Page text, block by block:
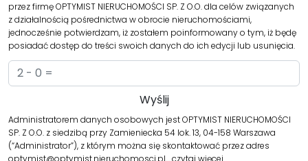
przez firmę OPTYMIST NIERUCHOMOŚCI SP. Z O.O. dla celów związanych
z działalnością pośrednictwa w obrocie nieruchomościami,
jednocześnie potwierdzam, iż zostałem poinformowany o tym, iż będę
posiadać dostęp do treści swoich danych do ich edycji lub usunięcia.
Administratorem danych osobowych jest OPTYMIST NIERUCHOMOŚCI
SP. Z O.O. z siedzibą przy Zamieniecka 54 lok. 13, 04-158 Warszawa
(“Administrator”), z którym można się skontaktować przez adres
optymist@optymist.nieruchomosci.pl…czytaj więcej